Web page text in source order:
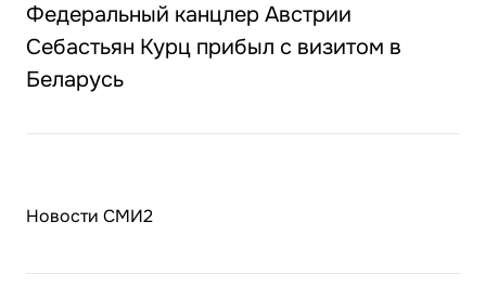
Федеральный канцлер Австрии
Себастьян Курц прибыл с визитом в
Беларусь
Новости СМИ2